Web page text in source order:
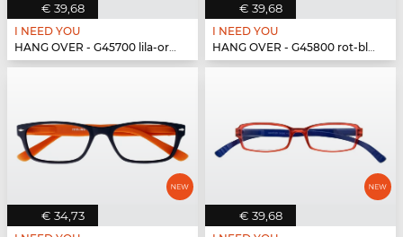
€ 39,68
I NEED YOU
HANG OVER - G45700 lila-orange
€ 39,68
I NEED YOU
HANG OVER - G45800 rot-blau
€ 34,73 € 39,68